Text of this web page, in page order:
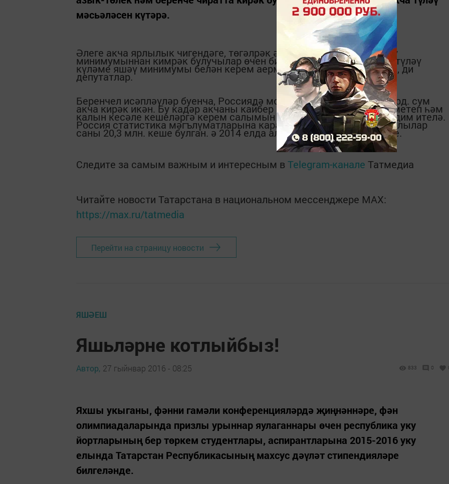
мәсьәләсен күтәрә.
Әлеге акча ярлылык чигендәге, төгәлрәк әйткәндә керемнәре яшәү
минимумыннан кимрәк булучылар өчен бирелергә, айлык социаль түләү
күләме яшәү минимумы белән керем аермасына тиң булырга тиеш, ди
депутатлар.
Беренчел исәпләүләр буенча, Россиядә моның өчен ай саен 156 млрд. сум
акча кирәк икән. Бу кадәр акчаны кайбер бюджет чыгымнарын киметеп һәм
калын кесәле кешеләргә керем салымын арттырып тупларга тәкъдим ителә.
Россия статистика мәгълүматларына караганда, илдә 2015 елда ярлылар
саны 20,3 млн. кеше булган. ә 2014 елда алар әле 16,1 млн. гына иде.
Следите за самым важным и интересным в Telegram-канале Татмедиа
Читайте новости Татарстана в национальном мессенджере MАХ:
https://max.ru/tatmedia
Перейти на страницу новости
ЯШӘЕШ
Яшьләрне котлыйбыз!
Автор, 27 гыйнвар 2016 - 08:25 833 0
Яхшы укыганы, фәнни гамәли конференцияләрдә җиңнәннәре, фән
олимпиадаларында призлы урыннар яулаганнары өчен республика уку
йортларының бер төркем студентлары, аспирантларына 2015-2016 уку
елында Татарстан Республикасының махсус дәүләт стипендияләре
билгеләнде.